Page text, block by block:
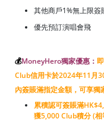
其他商戶1%無上限簽
優先預訂演唱會飛
💰MoneyHero獨家優惠：
Club信用卡於2024年11月
內簽賬滿指定金額，可享獨
累積認可簽賬滿
獲5,000 Club積分 (